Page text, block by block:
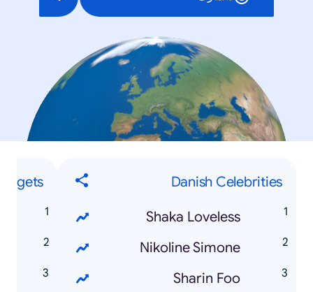
Danish Celebrities
Shaka Loveless
Nikoline Simone
Sharin Foo